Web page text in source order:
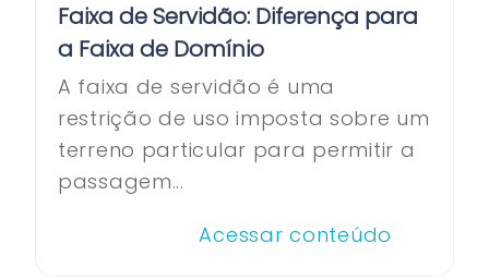
Faixa de Servidão: Diferença para
a Faixa de Domínio
A faixa de servidão é uma
restrição de uso imposta sobre um
terreno particular para permitir a
passagem...
Acessar conteúdo